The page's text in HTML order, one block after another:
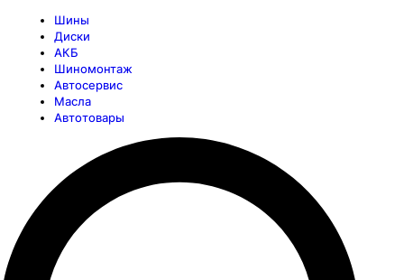
Шины
Диски
АКБ
Шиномонтаж
Автосервис
Масла
Автотовары